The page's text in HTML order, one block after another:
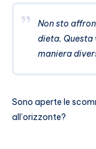
Non sto
dieta.
maniera
Sono aperte le
all’orizzonte?